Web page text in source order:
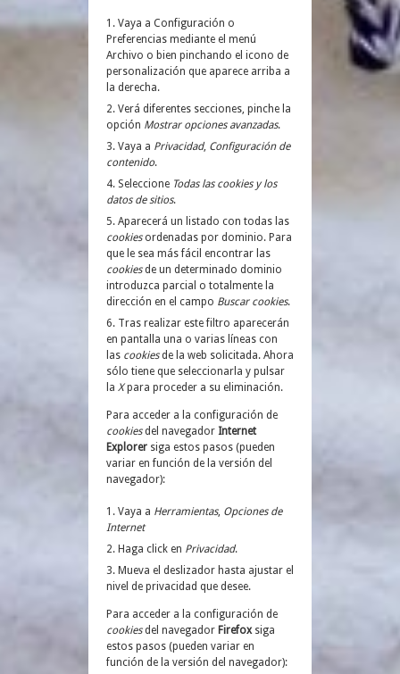
Vaya a Configuración o
Preferencias mediante el menú
Archivo o bien pinchando el icono de
personalización que aparece arriba a
la derecha.
Verá diferentes secciones, pinche la
opción Mostrar opciones avanzadas.
Vaya a Privacidad, Configuración de
contenido.
Seleccione Todas las cookiesy los
datos de sitios.
Aparecerá un listado con todas las
cookiesordenadas por dominio. Para
que le sea más fácil encontrar las
cookiesde un determinado dominio
introduzca parcial o totalmente la
dirección en el campo Buscar cookies.
Tras realizar este filtro aparecerán
en pantalla una o varias líneas con
las cookiesde la web solicitada. Ahora
sólo tiene que seleccionarla y pulsar
la Xpara proceder a su eliminación.
Para acceder a la configuración de
cookiesdel navegador Internet
Explorer siga estos pasos (pueden
variar en función de la versión del
navegador):
Vaya a Herramientas, Opciones de
Internet
Haga click en Privacidad.
Mueva el deslizador hasta ajustar el
nivel de privacidad que desee.
Para acceder a la configuración de
cookiesdel navegador Firefoxsiga
estos pasos (pueden variar en
función de la versión del navegador):